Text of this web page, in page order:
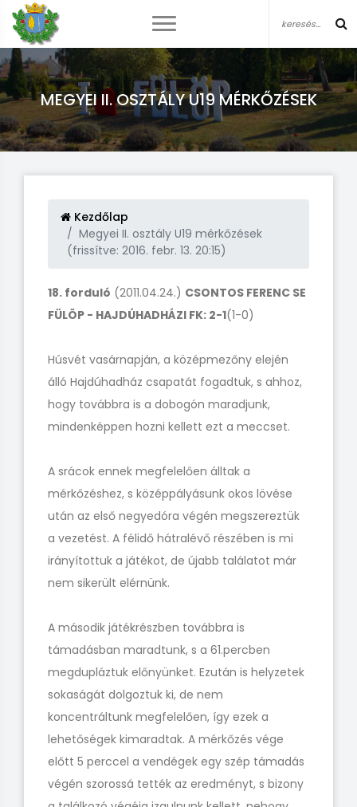
MEGYEI II. OSZTÁLY U19 MÉRKŐZÉSEK
Kezdőlap
Megyei II. osztály U19 mérkőzések
(frissítve: 2016. febr. 13. 20:15)
18. forduló (2011.04.24.) CSONTOS FERENC SE
FÜLÖP - HAJDÚHADHÁZI FK: 2-1(1-0)
Húsvét vasárnapján, a középmezőny elején
álló Hajdúhadház csapatát fogadtuk, s ahhoz,
hogy továbbra is a dobogón maradjunk,
mindenképpen hozni kellett ezt a meccset.
A srácok ennek megfelelően álltak a
mérkőzéshez, s középpályásunk okos lövése
után az első negyedóra végén megszereztük
a vezetést. A félidő hátralévő részében is mi
irányítottuk a játékot, de újabb találatot már
nem sikerült elérnünk.
A második játékrészben továbbra is
támadásban maradtunk, s a 61.percben
megdupláztuk előnyünket. Ezután is helyzetek
sokaságát dolgoztuk ki, de nem
koncentráltunk megfelelően, így ezek a
lehetőségek kimaradtak. A mérkőzés vége
előtt 5 perccel a vendégek egy szép támadás
végén szorossá tették az eredményt, s bizony